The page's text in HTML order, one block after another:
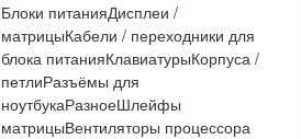
Блоки питанияДисплеи /
матрицыКабели / переходники для
блока питанияКлавиатурыКорпуса /
петлиРазъёмы для
ноутбукаРазноеШлейфы
матрицыВентиляторы процессора